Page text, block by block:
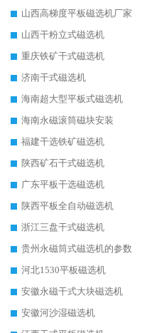
山西高梯度平板磁选机厂家
山西干粉立式磁选机
重庆铁矿干式磁选机
济南干式磁选机
海南超大型平板式磁选机
海南永磁滚筒磁块安装
福建干选铁矿磁选机
陕西矿石干式磁选机
广东平板干选磁选机
陕西平板全自动磁选机
浙江三盘干式磁选机
贵州永磁筒式磁选机的参数
河北1530平板磁选机
安徽永磁干式大块磁选机
安徽河沙湿磁选机